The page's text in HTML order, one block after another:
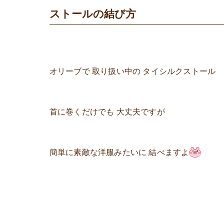
ストールの結び方
オリーブで 取り扱い中の タイシルクストール
首に巻くだけでも 大丈夫ですが
簡単に素敵な洋服みたいに 結べますよ